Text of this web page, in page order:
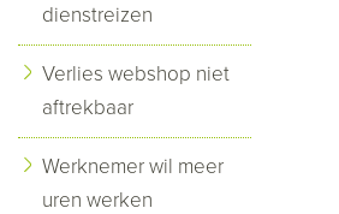
dienstreizen
Verlies webshop niet
aftrekbaar
Werknemer wil meer
uren werken